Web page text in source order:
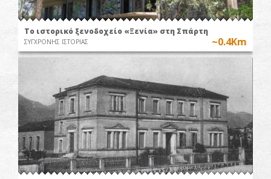
Το ιστορικό ξενοδοχείο «Ξενία» στη Σπάρτη
ΣΥΓΧΡΟΝΗΣ ΙΣΤΟΡΙΑΣ ~0.4Km